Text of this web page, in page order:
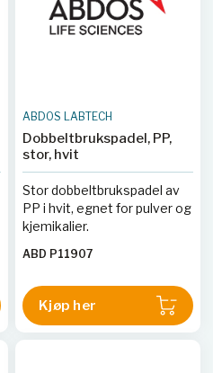
ABDOS LABTECH
Dobbeltbrukspadel, PP,
stor, hvit
Stor dobbeltbrukspadel av
PP i hvit, egnet for pulver og
kjemikalier.
ABD P11907
Kjøp her